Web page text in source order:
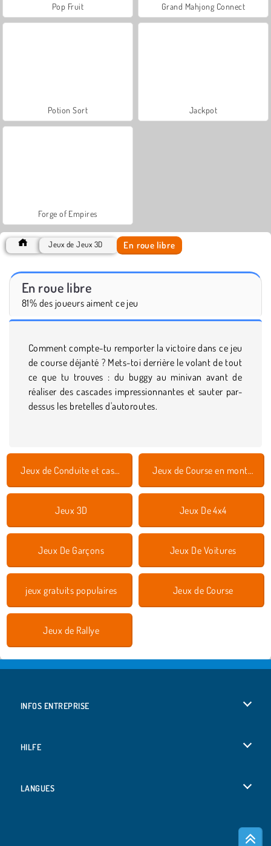
Pop Fruit Grand Mahjong Connect
Potion Sort Jackpot
Forge of Empires
Jeux de Jeux 3D En roue libre
En roue libre
81% des joueurs aiment ce jeu
Comment compte-tu remporter la victoire dans ce jeu
de course déjanté ? Mets-toi derrière le volant de tout
ce que tu trouves : du buggy au minivan avant de
réaliser des cascades impressionnantes et sauter par-
dessus les bretelles d'autoroutes.
Jeux de Conduite et cascades Jeux de Course en montée
Jeux 3D Jeux De 4x4
Jeux De Garçons Jeux De Voitures
jeux gratuits populaires Jeux de Course
Jeux de Rallye
INFOS ENTREPRISE
HILFE
LANGUES